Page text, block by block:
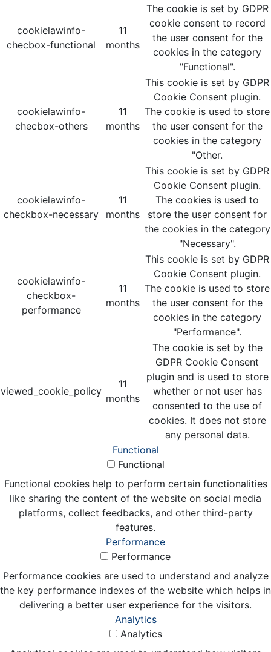
cookielawinfo-
checbox-functional
11
months
The cookie is set by GDPR
cookie consent to record
the user consent for the
cookies in the category
"Functional".
cookielawinfo-
checbox-others
11
months
This cookie is set by GDPR
Cookie Consent plugin.
The cookie is used to store
the user consent for the
cookies in the category
"Other.
cookielawinfo-
checkbox-necessary
11
months
This cookie is set by GDPR
Cookie Consent plugin.
The cookies is used to
store the user consent for
the cookies in the category
"Necessary".
cookielawinfo-
checkbox-
performance
11
months
This cookie is set by GDPR
Cookie Consent plugin.
The cookie is used to store
the user consent for the
cookies in the category
"Performance".
viewed_cookie_policy
11
months
The cookie is set by the
GDPR Cookie Consent
plugin and is used to store
whether or not user has
consented to the use of
cookies. It does not store
any personal data.
Functional
Functional
Functional cookies help to perform certain functionalities
like sharing the content of the website on social media
platforms, collect feedbacks, and other third-party
features.
Performance
Performance
Performance cookies are used to understand and analyze
the key performance indexes of the website which helps in
delivering a better user experience for the visitors.
Analytics
Analytics